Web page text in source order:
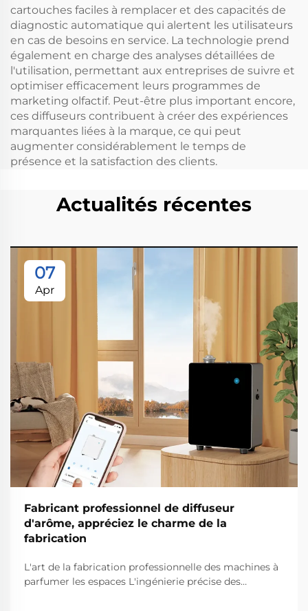
cartouches faciles à remplacer et des capacités de
diagnostic automatique qui alertent les utilisateurs
en cas de besoins en service. La technologie prend
également en charge des analyses détaillées de
l'utilisation, permettant aux entreprises de suivre et
optimiser efficacement leurs programmes de
marketing olfactif. Peut-être plus important encore,
ces diffuseurs contribuent à créer des expériences
marquantes liées à la marque, ce qui peut
augmenter considérablement le temps de
présence et la satisfaction des clients.
Actualités récentes
07
Apr
Fabricant professionnel de diffuseur
d'arôme, appréciez le charme de la
fabrication
L'art de la fabrication professionnelle des machines à
parfumer les espaces L'ingénierie précise des